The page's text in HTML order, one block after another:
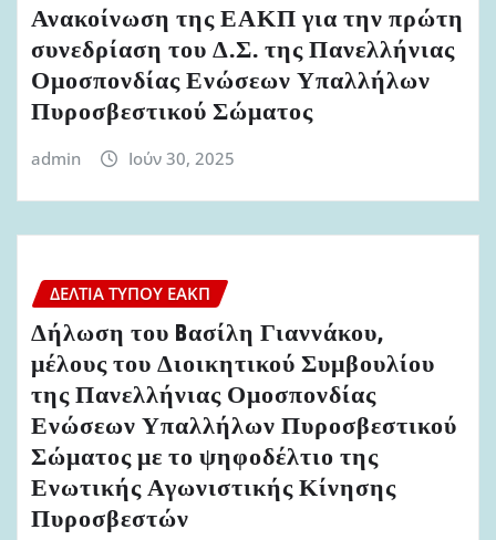
Ανακοίνωση της ΕΑΚΠ για την πρώτη
συνεδρίαση του Δ.Σ. της Πανελλήνιας
Ομοσπονδίας Ενώσεων Υπαλλήλων
Πυροσβεστικού Σώματος
admin Ιούν 30, 2025
ΔΕΛΤΊΑ ΤΎΠΟΥ ΕΑΚΠ
Δήλωση του Bασίλη Γιαννάκου,
μέλους του Διοικητικού Συμβουλίου
της Πανελλήνιας Ομοσπονδίας
Ενώσεων Υπαλλήλων Πυροσβεστικού
Σώματος με το ψηφοδέλτιο της
Ενωτικής Αγωνιστικής Κίνησης
Πυροσβεστών